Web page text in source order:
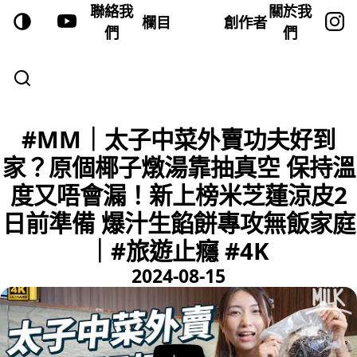
聯絡我
們
欄目 創作者
關於我
們
#MM｜太子中菜外賣功夫好到
家？原個椰子燉湯靠抽真空 保持溫
度又唔會漏！新上榜米芝蓮涼皮2
日前準備 爆汁生餡餅專攻無飯家庭
｜#旅遊止癮 #4K
2024-08-15